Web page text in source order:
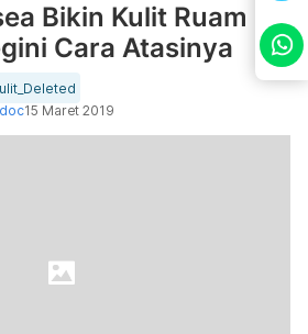
Bikin Kulit Ruam
Cara Atasinya
15 Maret 2019